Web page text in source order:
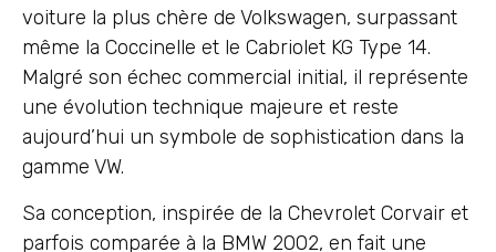
voiture la plus chère de Volkswagen, surpassant
même la Coccinelle et le Cabriolet KG Type 14.
Malgré son échec commercial initial, il représente
une évolution technique majeure et reste
aujourd’hui un symbole de sophistication dans la
gamme VW.
Sa conception, inspirée de la Chevrolet Corvair et
parfois comparée à la BMW 2002, en fait une